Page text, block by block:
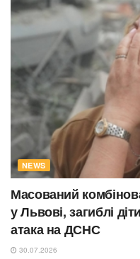
NEWS
Масований
у Львові, загиблі
атака на ДСНС
30.07.2026